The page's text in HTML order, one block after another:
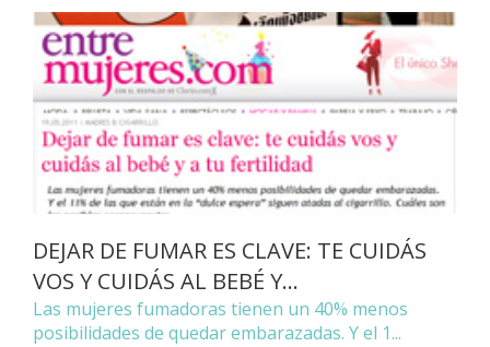
DEJAR DE FUMAR ES CLAVE: TE CUIDÁS
VOS Y CUIDÁS AL BEBÉ Y...
Las mujeres fumadoras tienen un 40% menos
posibilidades de quedar embarazadas. Y el 1...